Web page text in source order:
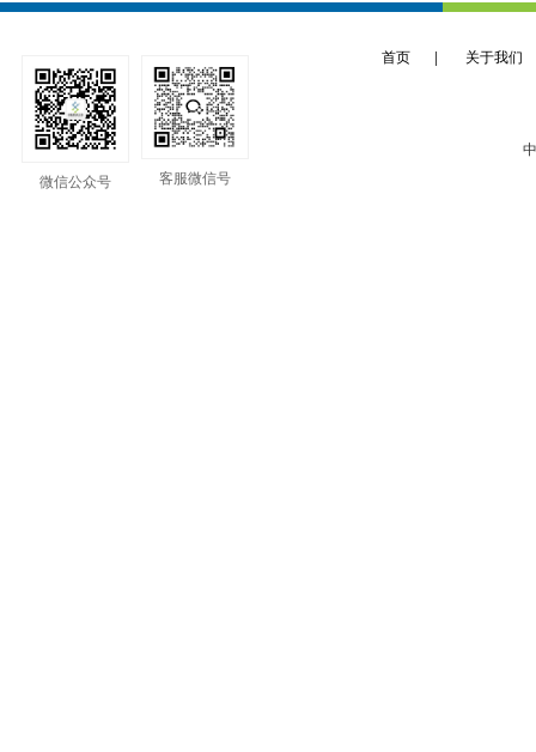
首页 关于我们
微信公众号
客服微信号